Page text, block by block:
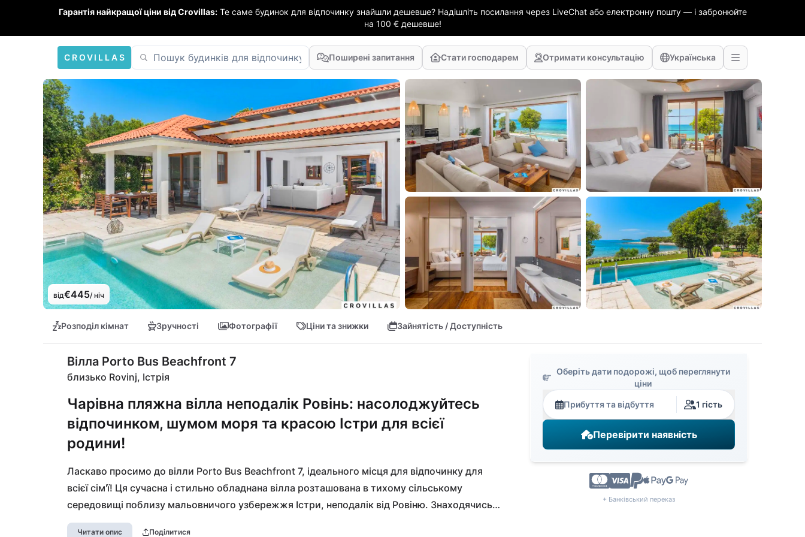
Гарантія найкращої ціни від Crovillas: Те саме будинок для відпочинку знайшли дешевше? Надішліть посилання через LiveChat або електронну пошту — і забронюйте
на 100 € дешевше!
CROVILLAS Поширені запитання Стати господарем Отримати консультацію Українська
від€445/ ніч
Розподіл кімнат Зручності Фотографії Ціни та знижки Зайнятість / Доступність
Вілла Porto Bus Beachfront 7
близько Rovinj, Істрія
Чарівна пляжна вілла неподалік Ровінь: насолоджуйтесь
відпочинком, шумом моря та красою Істри для всієї
родини!
Ласкаво просимо до вілли Porto Bus Beachfront 7, ідеального місця для відпочинку для
всієї сім'ї! Ця сучасна і стильно обладнана вілла розташована в тихому сільському
середовищі поблизу мальовничого узбережжя Істри, неподалік від Ровіню. Знаходячись
всього кілька кроків від пляжу, вона створює ідеальне місце для релаксації біля моря.
Читати опис Поділитися
Оберіть дати подорожі, щоб переглянути
ціни
Прибуття та відбуття 1 гість
Перевірити наявність
+ Банківський переказ